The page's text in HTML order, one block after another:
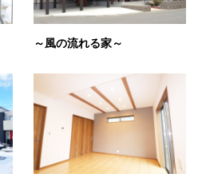
～風の流れる家～